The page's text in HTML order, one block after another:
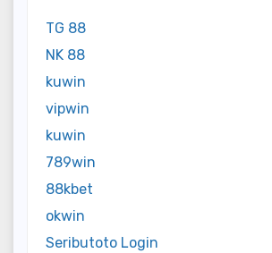
TG 88
NK 88
kuwin
vipwin
kuwin
789win
88kbet
okwin
Seributoto Login